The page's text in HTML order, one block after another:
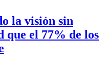
la visión sin
que el 77% de los